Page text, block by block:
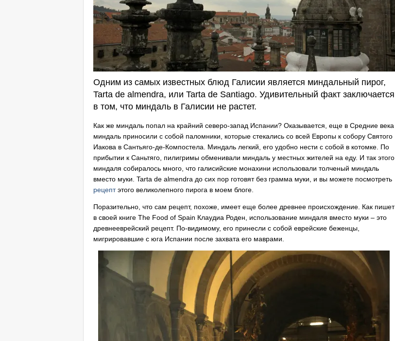
Одним из самых известных блюд Галисии является миндальный пирог,
Tarta de almendra, или Tarta de Santiago. Удивительный факт заключается
в том, что миндаль в Галисии не растет.
Как же миндаль попал на крайний северо-запад Испании? Оказывается, еще в Средние века
миндаль приносили с собой паломники, которые стекались со всей Европы к собору Святого
Иакова в Сантьяго-де-Компостела. Миндаль легкий, его удобно нести с собой в котомке. По
прибытии к Саньтяго, пилигримы обменивали миндаль у местных жителей на еду. И так этого
миндаля собиралось много, что галисийские монахини использовали толченый миндаль
вместо муки. Tarta de almendra до сих пор готовят без грамма муки, и вы можете посмотреть
рецептэтого великолепного пирога в моем блоге.
Поразительно, что сам рецепт, похоже, имеет еще более древнее происхождение. Как пишет
в своей книге The Food of Spain Клаудиа Роден, использование миндаля вместо муки – это
древнееврейский рецепт. По-видимому, его принесли с собой еврейские беженцы,
мигрировавшие с юга Испании после захвата его маврами.